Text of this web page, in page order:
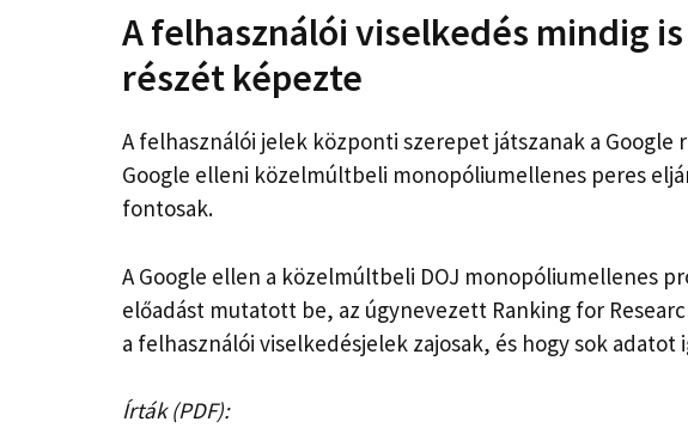
A felhasználói viselkedés mindig
részét képezte
A felhasználói jelek központi szerepet játszanak a Google
Google elleni közelmúltbeli monopóliumellenes peres
fontosak.
A Google ellen a közelmúltbeli DOJ monopóliumellenes
előadást mutatott be, az úgynevezett Ranking for
a felhasználói viselkedésjelek zajosak, és hogy sok
Írták (PDF):